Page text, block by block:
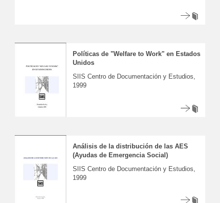
Políticas de "Welfare to Work" en Estados
Unidos
SIIS Centro de Documentación y Estudios,
1999
Análisis de la distribución de las AES
(Ayudas de Emergencia Social)
SIIS Centro de Documentación y Estudios,
1999